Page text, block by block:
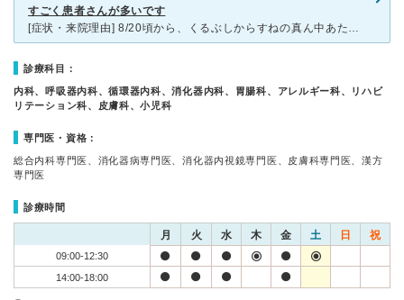
すごく患者さんが多いです
[症状・来院理由] 8/20頃から、くるぶしからすねの真ん中あたりにリング状の湿疹？というか、かぶれがありました。 日が経つごとに猛烈な痒みに襲われ、掻き崩しては、治り、掻き崩しては、治りを繰り返
診療科目：
内科、呼吸器内科、循環器内科、消化器内科、胃腸科、アレルギー科、リハビ
リテーション科、皮膚科、小児科
専門医・資格：
総合内科専門医、消化器病専門医、消化器内視鏡専門医、皮膚科専門医、漢方
専門医
診療時間
月 火 水 木 金 土 日 祝
09:00-12:30
14:00-18:00